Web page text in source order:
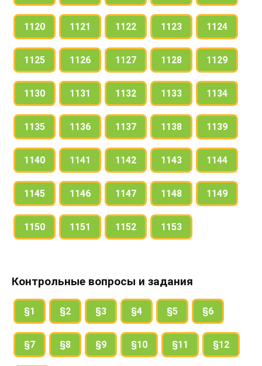
1120 1121 1122 1123 1124
1125 1126 1127 1128 1129
1130 1131 1132 1133 1134
1135 1136 1137 1138 1139
1140 1141 1142 1143 1144
1145 1146 1147 1148 1149
1150 1151 1152 1153
Контрольные вопросы и задания
§1 §2 §3 §4 §5 §6
§7 §8 §9 §10 §11 §12